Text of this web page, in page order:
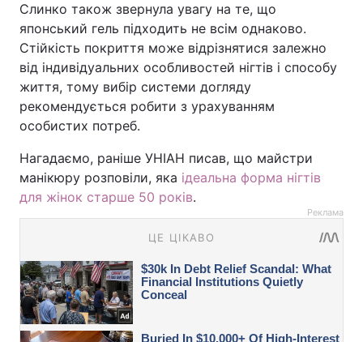
Слинко також звернула увагу на те, що
японський гель підходить не всім однаково.
Стійкість покриття може відрізнятися залежно
від індивідуальних особливостей нігтів і способу
життя, тому вибір системи догляду
рекомендується робити з урахуванням
особистих потреб.
Нагадаємо, раніше УНІАН писав, що майстри
манікюру розповіли, яка ідеальна форма нігтів
для жінок старше 50 років.
Реклама